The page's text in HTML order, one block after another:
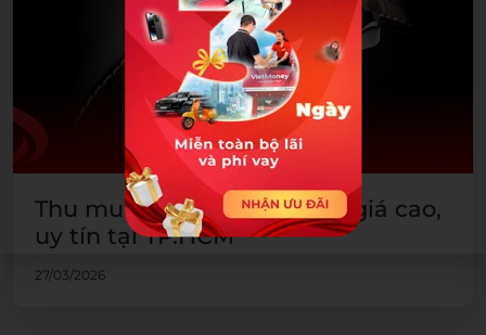
Thu mua đồng hồ cũ ở đâu giá cao,
uy tín tại TP.HCM
27/03/2026